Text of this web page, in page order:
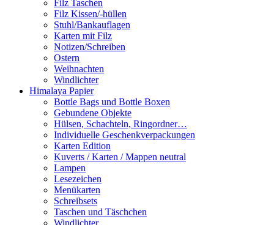
Filz Taschen
Filz Kissen/-hüllen
Stuhl/Bankauflagen
Karten mit Filz
Notizen/Schreiben
Ostern
Weihnachten
Windlichter
Himalaya Papier
Bottle Bags und Bottle Boxen
Gebundene Objekte
Hülsen, Schachteln, Ringordner…
Individuelle Geschenkverpackungen
Karten Edition
Kuverts / Karten / Mappen neutral
Lampen
Lesezeichen
Menükarten
Schreibsets
Taschen und Täschchen
Windlichter